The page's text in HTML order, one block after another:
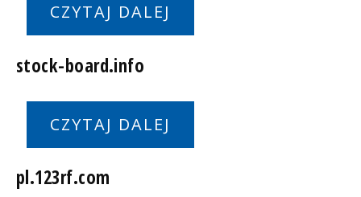
CZYTAJ DALEJ
stock-board.info
CZYTAJ DALEJ
pl.123rf.com